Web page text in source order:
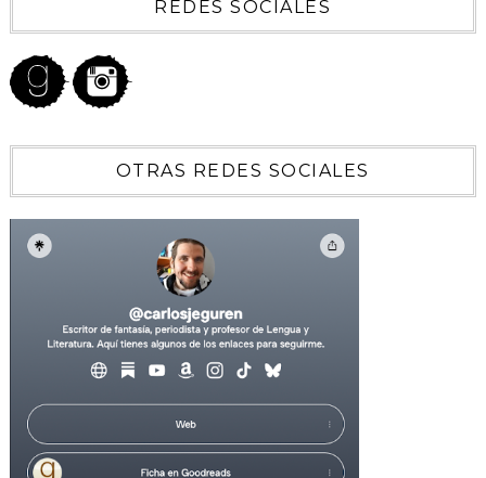
REDES SOCIALES
OTRAS REDES SOCIALES